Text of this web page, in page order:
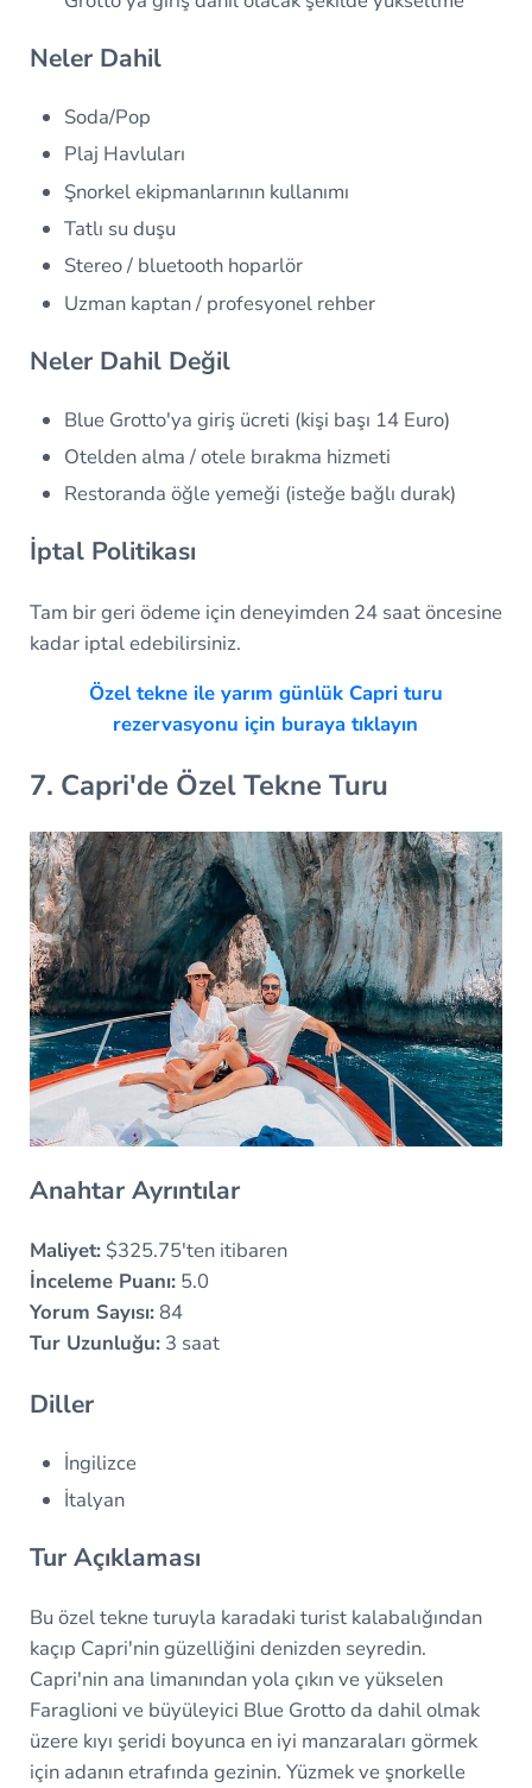
Neler Dahil
Soda/Pop
Plaj Havluları
Şnorkel ekipmanlarının kullanımı
Tatlı su duşu
Stereo / bluetooth hoparlör
Uzman kaptan / profesyonel rehber
Neler Dahil Değil
Blue Grotto'ya giriş ücreti (kişi başı 14 Euro)
Otelden alma / otele bırakma hizmeti
Restoranda öğle yemeği (isteğe bağlı durak)
İptal Politikası
Tam bir geri ödeme için deneyimden 24 saat öncesine
kadar iptal edebilirsiniz.
Özel tekne ile yarım günlük Capri turu
rezervasyonu için buraya tıklayın
7. Capri'de Özel Tekne Turu
Anahtar Ayrıntılar
Maliyet:$325.75'ten itibaren
İnceleme Puanı:5.0
Yorum Sayısı:84
Tur Uzunluğu:3 saat
Diller
İngilizce
İtalyan
Tur Açıklaması
Bu özel tekne turuyla karadaki turist kalabalığından
kaçıp Capri'nin güzelliğini denizden seyredin.
Capri'nin ana limanından yola çıkın ve yükselen
Faraglioni ve büyüleyici Blue Grotto da dahil olmak
üzere kıyı şeridi boyunca en iyi manzaraları görmek
için adanın etrafında gezinin. Yüzmek ve şnorkelle